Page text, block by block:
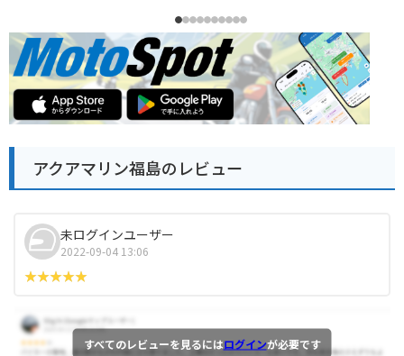
アクアマリン福島のレビュー
未ログインユーザー
2022-09-04 13:06
すべてのレビューを見るにはログインが必要です